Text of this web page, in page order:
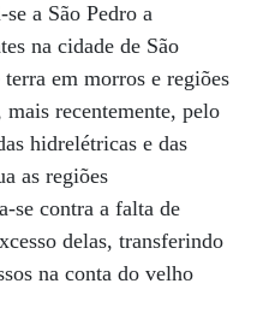
a São Pedro a
na cidade de São
em morros e regiões
recentemente, pelo
hidrelétricas e das
as regiões
se contra a falta de
delas, transferindo
na conta do velho